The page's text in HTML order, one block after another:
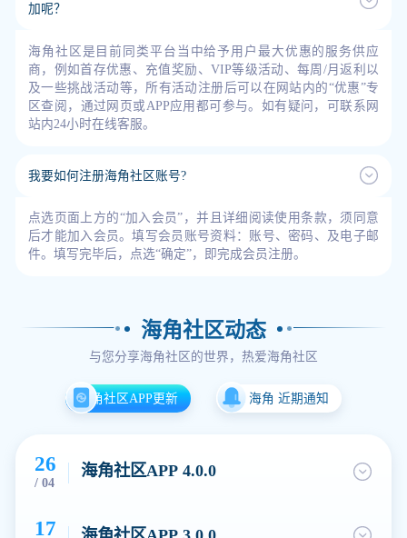
加呢？
海角社区是目前同类平台当中给予用户最大优惠的服务供应
商，例如首存优惠、充值奖励、VIP等级活动、每周/月返利以
及一些挑战活动等，所有活动注册后可以在网站内的“优惠”专
区查阅，通过网页或APP应用都可参与。如有疑问，可联系网
站内24小时在线客服。
我要如何注册海角社区账号?
点选页面上方的“加入会员”，并且详细阅读使用条款，须同意
后才能加入会员。填写会员账号资料：账号、密码、及电子邮
件。填写完毕后，点选“确定”，即完成会员注册。
海角社区动态
与您分享海角社区的世界，热爱海角社区
海角社区APP更新
26
/ 04
海角社区APP 4.0.0
2. 优化客服线路
17
海角 近期通知